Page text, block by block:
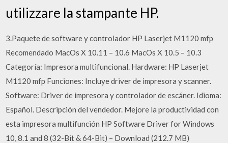
utilizzare la stampante HP.
3.Paquete de software y controlador HP Laserjet M1120 mfp
Recomendado MacOs X 10.11 – 10.6 MacOs X 10.5 – 10.3
Categoría: Impresora multifuncional. Hardware: HP Laserjet
M1120 mfp Funciones: Incluye driver de impresora y scanner.
Software: Driver de impresora y controlador de escáner. Idioma:
Español. Descripción del vendedor. Mejore la productividad con
esta impresora multifunción HP Software Driver for Windows
10, 8.1 and 8 (32-Bit & 64-Bit) – Download (212.7 MB)